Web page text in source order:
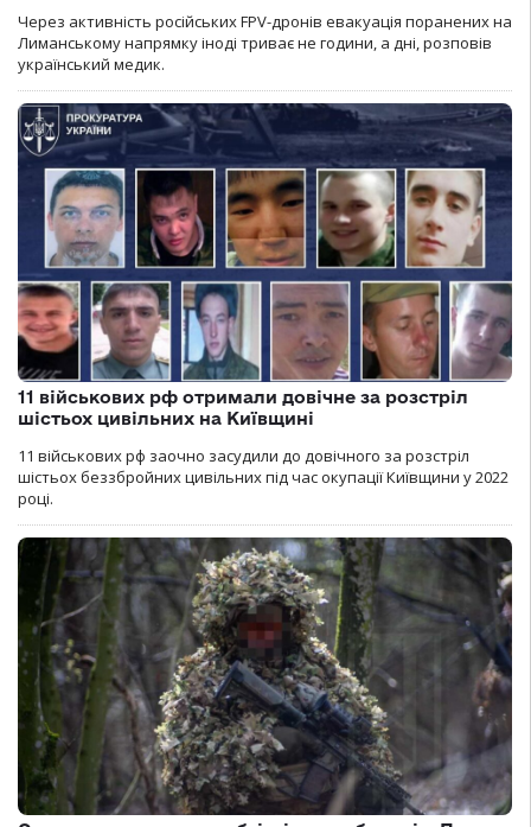
Через активність російських FPV-дронів евакуація поранених на
Лиманському напрямку іноді триває не години, а дні, розповів
український медик.
11 військових рф отримали довічне за розстріл
шістьох цивільних на Київщині
11 військових рф заочно засудили до довічного за розстріл
шістьох беззбройних цивільних під час окупації Київщини у 2022
році.